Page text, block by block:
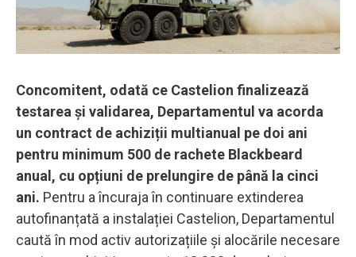
Concomitent, odată ce Castelion finalizează
testarea și validarea, Departamentul va acorda
un contract de achiziții multianual pe doi ani
pentru minimum 500 de rachete Blackbeard
anual, cu opțiuni de prelungire de până la cinci
ani. Pentru a încuraja în continuare extinderea
autofinanțată a instalației Castelion, Departamentul
caută în mod activ autorizațiile și alocările necesare